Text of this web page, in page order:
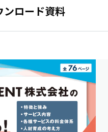
ンロード資料